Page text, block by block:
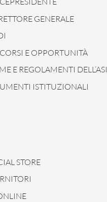
GENERALE
E OPPORTUNITÀ
E REGOLAMENTI DELL’ASI
ISTITUZIONALI
STORE